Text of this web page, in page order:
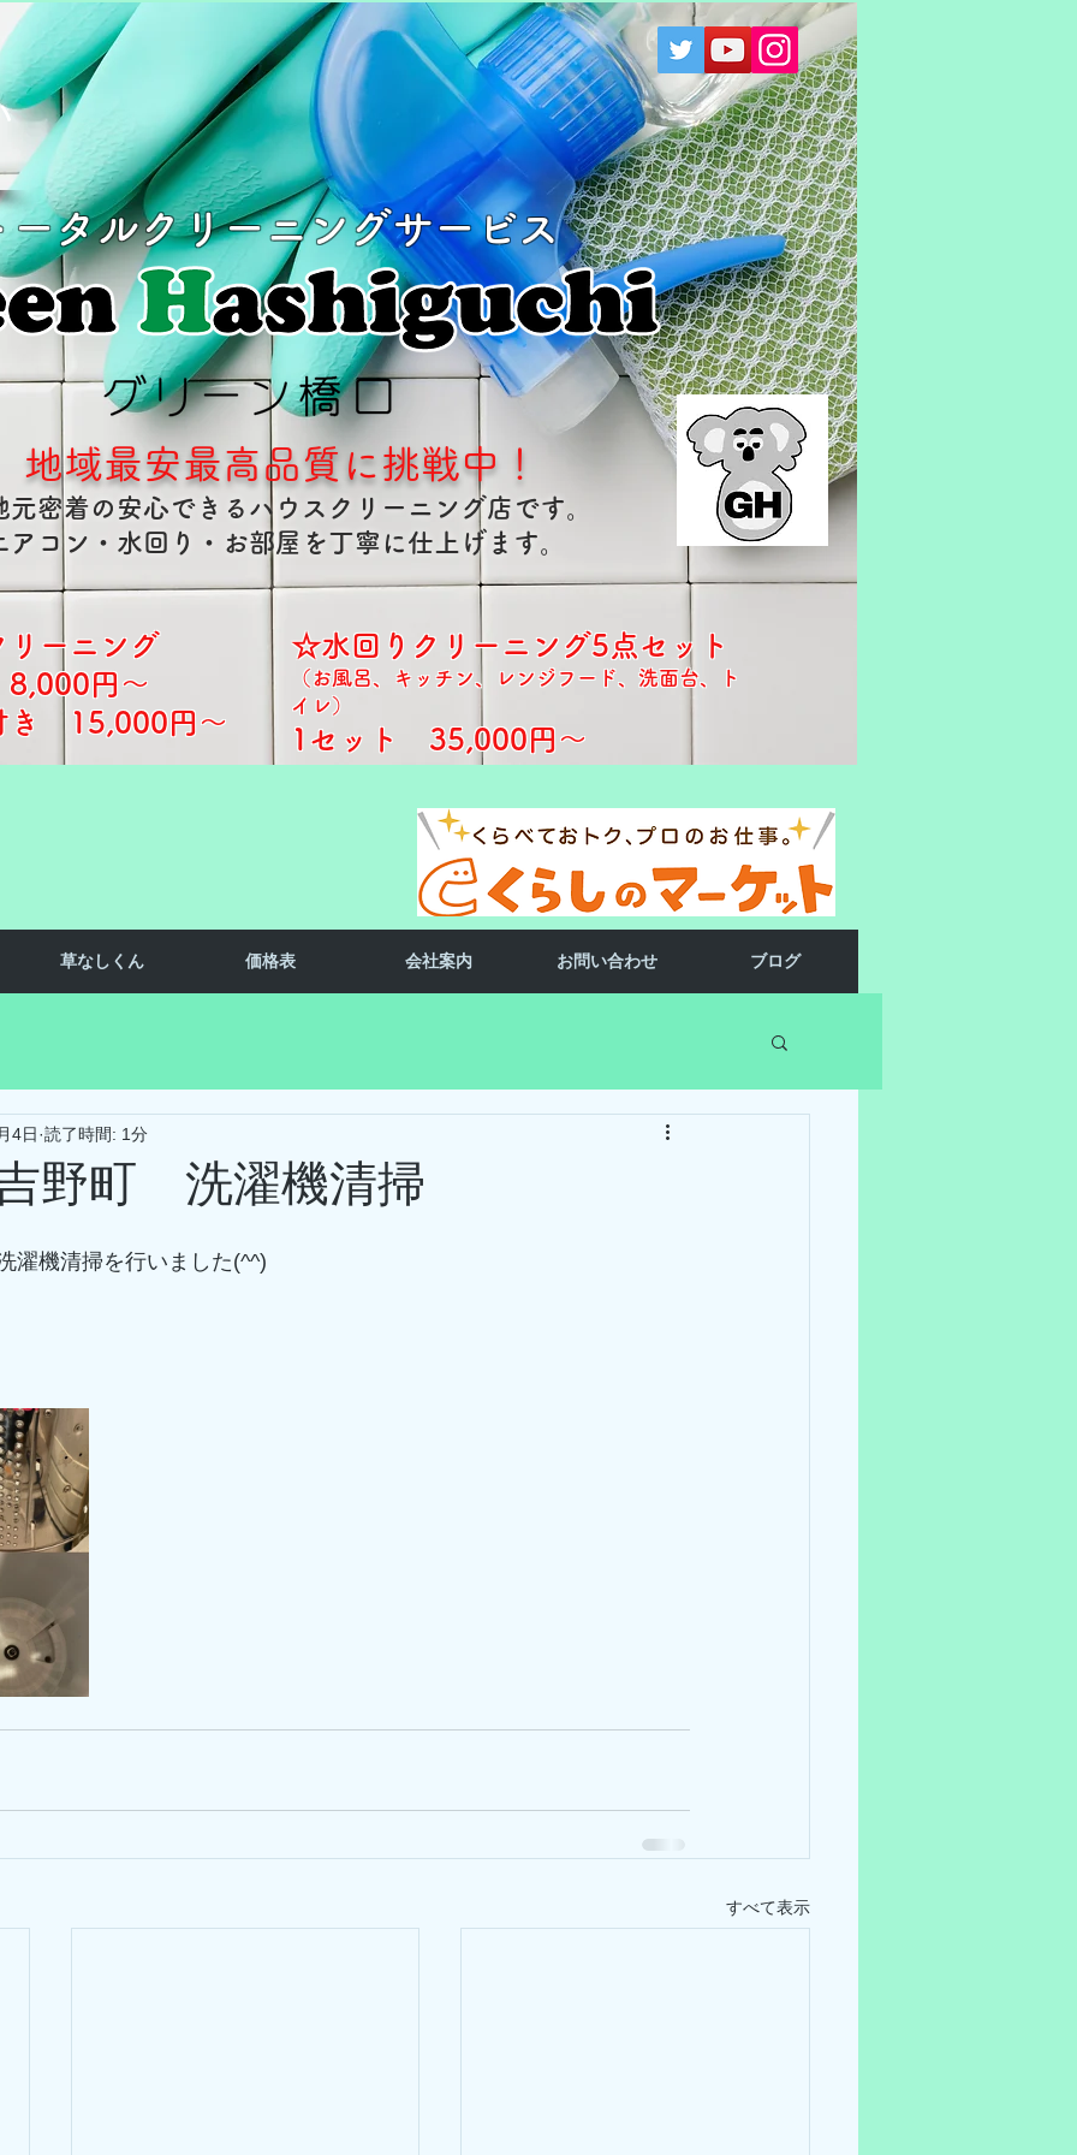
域最安最高品質に挑戦中！
元密着の安心できるハウスクリーニング店です。
アコン・水回り・お部屋を丁寧に仕上げます。
ータルクリーニングサービス
ーニング
円～
き 15,000円～​​
☆水回りクリーニング5点セット
（お風呂、キッチン、レンジフード、洗面台、ト
イレ）
1セット 35,000円～​​
草なしくん 価格表 会社案内 お問い合わせ ブログ
野町 洗濯機清掃
4日 読了時間: 1分
濯機清掃を行いました(^^)
すべて表示